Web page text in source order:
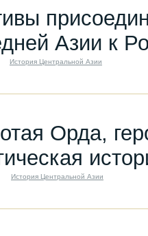
Азии к
История Центральной Азии
Орда,
История Центральной Азии